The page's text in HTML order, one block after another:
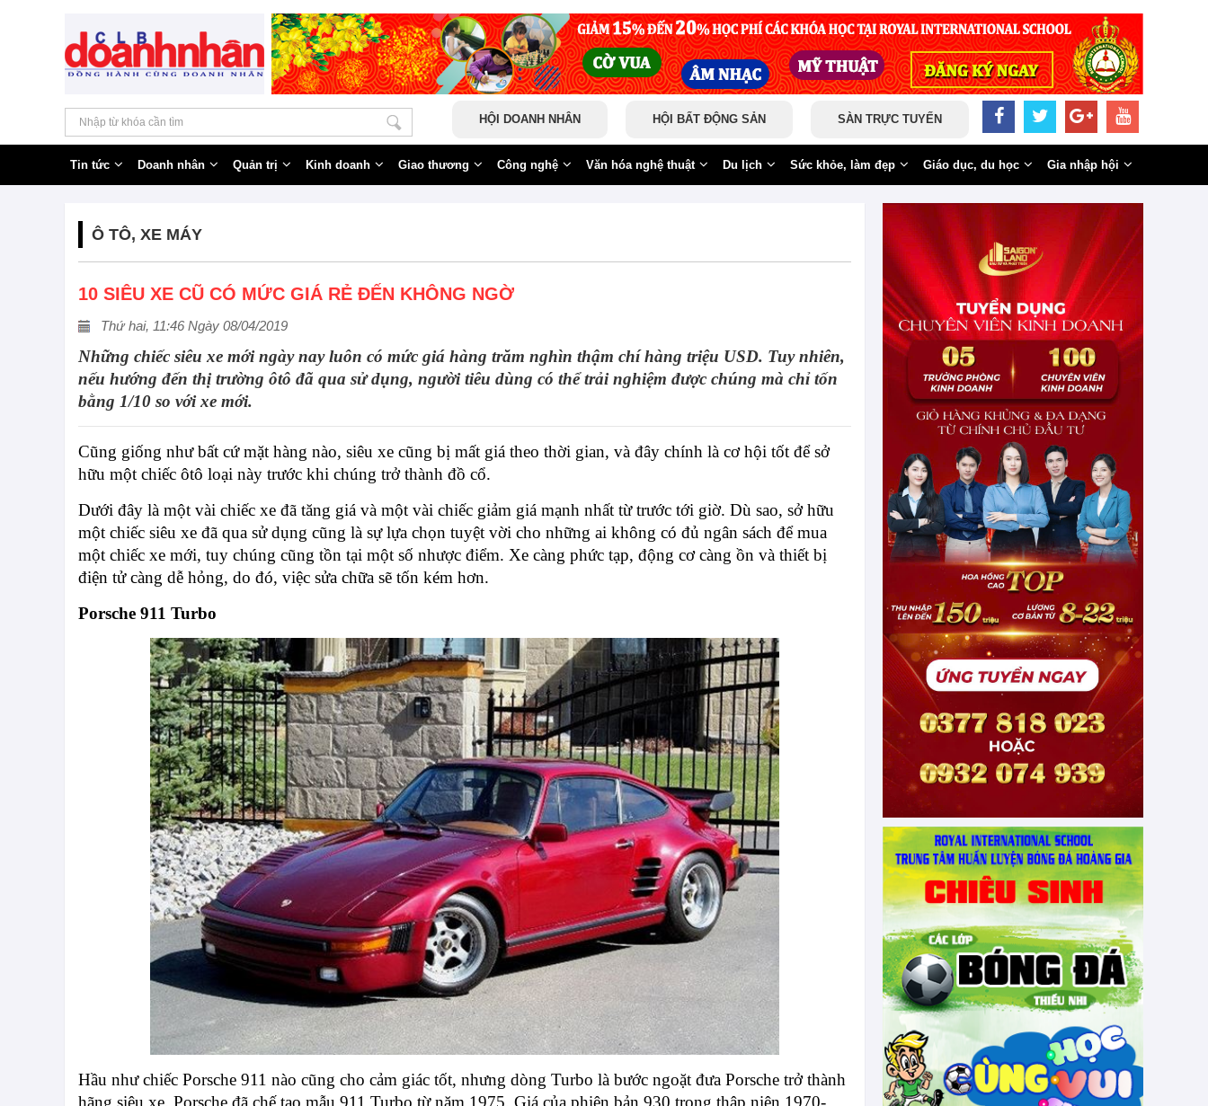
HỘI DOANH NHÂN HỘI BẤT ĐỘNG SẢN SÀN TRỰC TUYẾN
Tin tức Doanh nhân Quản trị Kinh doanh Giao thương Công nghệ Văn hóa nghệ thuật Du lịch Sức khỏe, làm đẹp Giáo dục, du học Gia nhập hội
Ô TÔ, XE MÁY
10 SIÊU XE CŨ CÓ MỨC GIÁ RẺ ĐẾN KHÔNG NGỜ
Thứ hai, 11:46 Ngày 08/04/2019
Những chiếc siêu xe mới ngày nay luôn có mức giá hàng trăm nghìn thậm chí hàng triệu USD. Tuy nhiên,
nếu hướng đến thị trường ôtô đã qua sử dụng, người tiêu dùng có thể trải nghiệm được chúng mà chỉ tốn
bằng 1/10 so với xe mới.
Cũng giống như bất cứ mặt hàng nào, siêu xe cũng bị mất giá theo thời gian, và đây chính là cơ hội tốt để sở
hữu một chiếc ôtô loại này trước khi chúng trở thành đồ cổ.
Dưới đây là một vài chiếc xe đã tăng giá và một vài chiếc giảm giá mạnh nhất từ trước tới giờ. Dù sao, sở hữu
một chiếc siêu xe đã qua sử dụng cũng là sự lựa chọn tuyệt vời cho những ai không có đủ ngân sách để mua
một chiếc xe mới, tuy chúng cũng tồn tại một số nhược điểm. Xe càng phức tạp, động cơ càng ồn và thiết bị
điện tử càng dễ hỏng, do đó, việc sửa chữa sẽ tốn kém hơn.
Porsche 911 Turbo
Hầu như chiếc Porsche 911 nào cũng cho cảm giác tốt, nhưng dòng Turbo là bước ngoặt đưa Porsche trở thành
hãng siêu xe. Porsche đã chế tạo mẫu 911 Turbo từ năm 1975. Giá của phiên bản 930 trong thập niên 1970-